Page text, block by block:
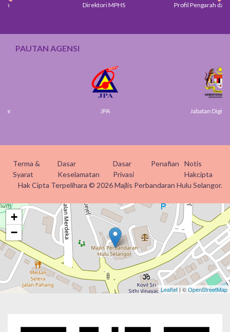
Direktori MPHS Profil Pengarah dan Ketua
PAUTAN AGENSI
Jabatan Digital
Terma &
Syarat
Dasar
Keselamatan
Dasar
Privasi
Penafian
Notis
Hakcipta
Hak Cipta Terpelihara © 2026 Majlis Perbandaran Hulu Selangor.
+
−
Leaflet | ©OpenStreetMap